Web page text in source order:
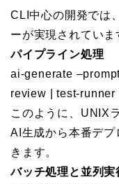
CLI中心の開発では
ーが実現されていま
パイプライン処理
ai-generate
review | test-
このように、UNIX
AI生成から本番デ
きます。
バッチ処理と並列実